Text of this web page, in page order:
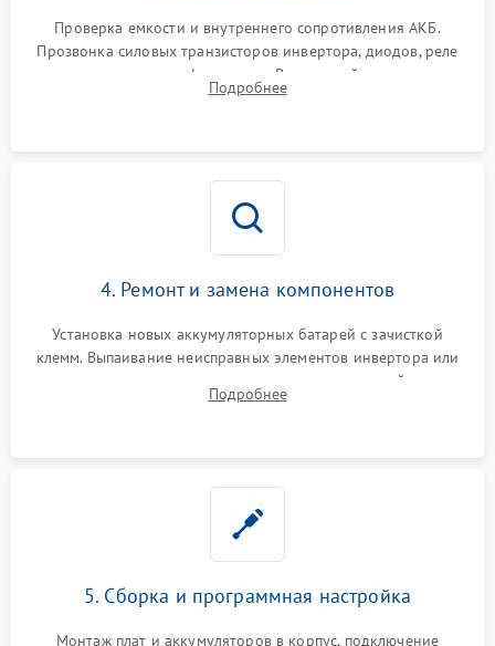
Проверка емкости и внутреннего сопротивления АКБ.
Прозвонка силовых транзисторов инвертора, диодов, реле
переключения и трансформатора. Визуальный поиск вздутых
конденсаторов и прогаров на печатной плате.
Подробнее
4. Ремонт и замена компонентов
Установка новых аккумуляторных батарей с зачисткой
клемм. Выпаивание неисправных элементов инвертора или
цепи зарядки и монтаж новых радиодеталей.
Восстановление поврежденных токоведущих дорожек и
Подробнее
5. Сборка и программная настройка
Монтаж плат и аккумуляторов в корпус, подключение